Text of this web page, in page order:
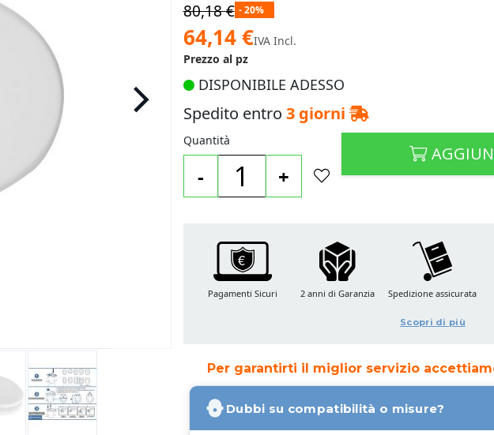
80,18 € - 20%
Prezzo
speciale
64,14 €IVA Incl.
Prezzo al pz
DISPONIBILE ADESSO
Spedito entro 3 giorni
Quantità
- +
Per garantirti il miglior servizio
Dubbi su compatibilità o misure?
Pagamenti Sicuri 2 anni di Garanzia Spedizione assicurata
Scopri di più